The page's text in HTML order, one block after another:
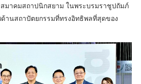
มาคมสถาปนิกสยาม ในพระบรมราชูปถัมภ์
านสถาปัตยกรรมที่ทรงอิทธิพลที่สุดของ